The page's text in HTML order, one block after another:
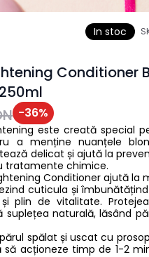
In stoc
Conditioner
-36%
este creată special
a menține nuanțele
delicat și ajută la
tratamente chimice.
Conditioner ajută la
cuticula și
plin de vitalitate.
naturală, lăsând
spălat și uscat cu
să acționeze timp de 1-2